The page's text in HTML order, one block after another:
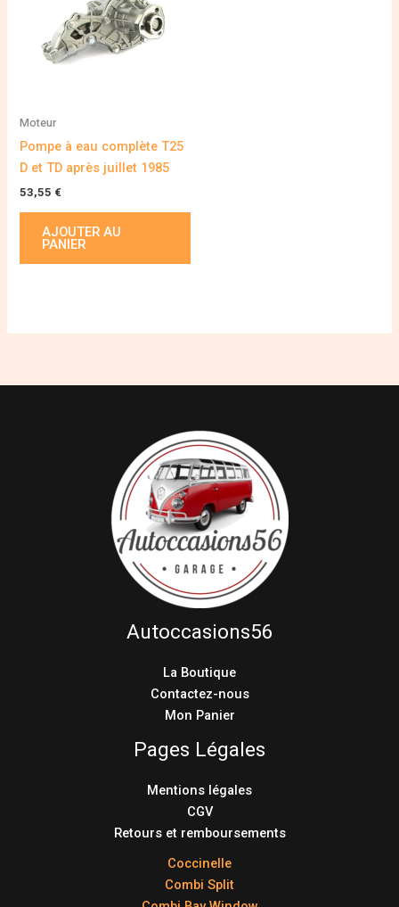
Moteur
Pompe à eau complète T25
D et TD après juillet 1985
53,55 €
AJOUTER AU
PANIER
Autoccasions56
La Boutique
Contactez-nous
Mon Panier
Pages Légales
Mentions légales
CGV
Retours et remboursements
Coccinelle
Combi Split